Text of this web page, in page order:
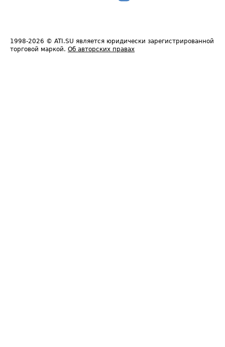
1998-2026 © ATI.SU является юридически зарегистрированной
торговой маркой. Об авторских правах